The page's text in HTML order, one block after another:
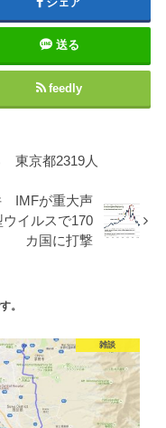
送る
feedly
東京都2319人
IMFが重大声
イルスで170
カ国に打撃
。
雑談